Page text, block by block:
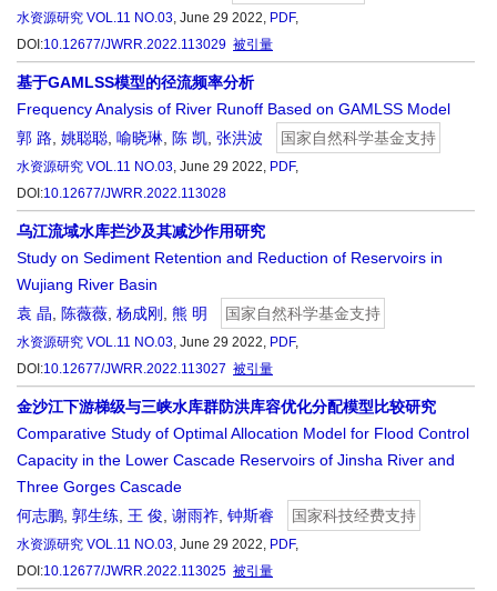
水资源研究 VOL.11 NO.03, June 29 2022, PDF,
DOI:10.12677/JWRR.2022.113029 被引量
基于GAMLSS模型的径流频率分析
Frequency Analysis of River Runoff Based on GAMLSS Model
郭 路 姚聪聪 喻晓琳 陈 凯 张洪波 国家自然科学基金支持
水资源研究 VOL.11 NO.03, June 29 2022, PDF,
DOI:10.12677/JWRR.2022.113028
乌江流域水库拦沙及其减沙作用研究
Study on Sediment Retention and Reduction of Reservoirs in
Wujiang River Basin
袁 晶
陈薇薇 杨成刚 熊 明 国家自然科学基金支持
水资源研究 VOL.11 NO.03, June 29 2022, PDF,
DOI:10.12677/JWRR.2022.113027 被引量
金沙江下游梯级与三峡水库群防洪库容优化分配模型比较研究
Comparative Study of Optimal Allocation Model for Flood Control
Capacity in the Lower Cascade Reservoirs of Jinsha River and
Three Gorges Cascade
何志鹏 郭生练 王 俊 谢雨祚 钟斯睿 国家科技经费支持
水资源研究 VOL.11 NO.03, June 29 2022, PDF,
DOI:10.12677/JWRR.2022.113025 被引量